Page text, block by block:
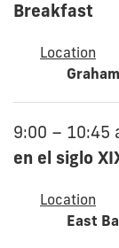
Breakfast
Location
9:00 – 10:45
en el siglo
Location
East